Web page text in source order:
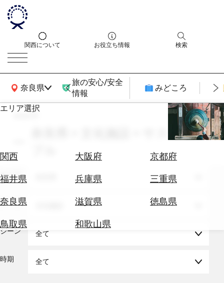
関西について お役立ち情報 検索
奈良県
関西広域MAP
旅の安心/安全
情報
みどころ
エリア選択
関西 大阪府
京都府
福井県
兵庫県
三重県
奈良県
滋賀県
徳島県
鳥取県
和歌山県
エ
券
テ
を
search
奈良県 × 文化施設 × サスティナ
エリア
テーマ
シーン 全て
時期 全て